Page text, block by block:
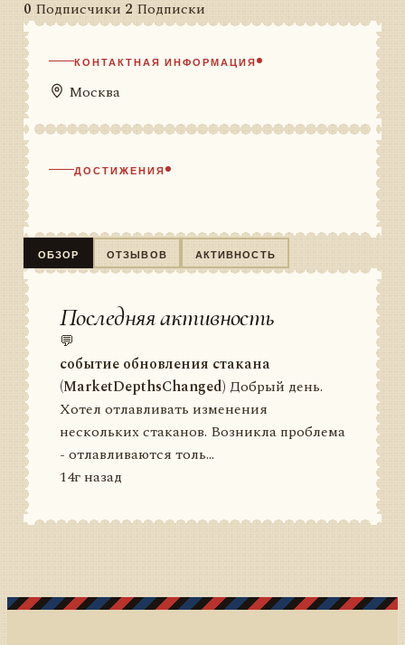
0 Подписчики 2 Подписки
КОНТАКТНАЯ ИНФОРМАЦИЯ
Москва
ДОСТИЖЕНИЯ
ОБЗОР ОТЗЫВОВ АКТИВНОСТЬ
Последняя активность
💬
событие обновления стакана
(MarketDepthsChanged) Добрый день.
Хотел отлавливать изменения
нескольких стаканов. Возникла проблема
- отлавливаются толь...
14г назад